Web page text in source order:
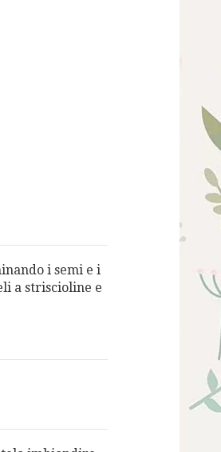
i semi e i
a striscioline e